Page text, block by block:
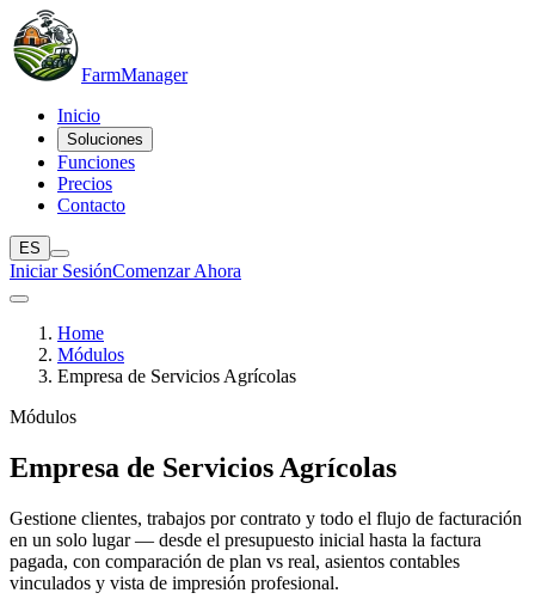
FarmManager
Inicio
Soluciones
Funciones
Precios
Contacto
ES
Iniciar SesiónComenzar Ahora
Home
Módulos
Empresa de Servicios Agrícolas
Módulos
Empresa de Servicios Agrícolas
Gestione clientes, trabajos por contrato y todo el flujo de facturación
en un solo lugar — desde el presupuesto inicial hasta la factura
pagada, con comparación de plan vs real, asientos contables
vinculados y vista de impresión profesional.